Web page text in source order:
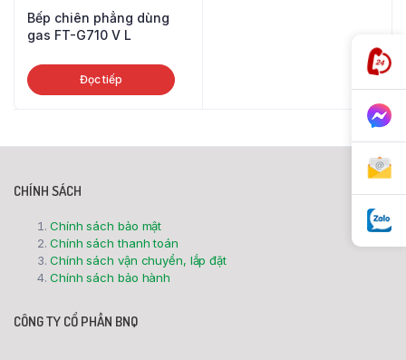
Bếp chiên phẳng dùng
gas FT-G710 V L
Đọc tiếp
CHÍNH SÁCH
Chính sách bảo mật
Chính sách thanh toán
Chính sách vận chuyển, lắp đặt
Chính sách bảo hành
CÔNG TY CỔ PHẦN BNQ